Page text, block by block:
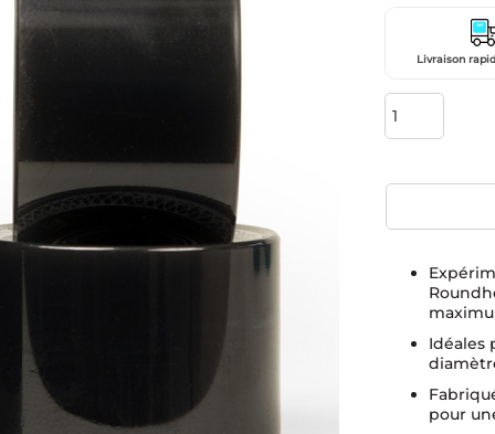
Livraison
Idéales
pour